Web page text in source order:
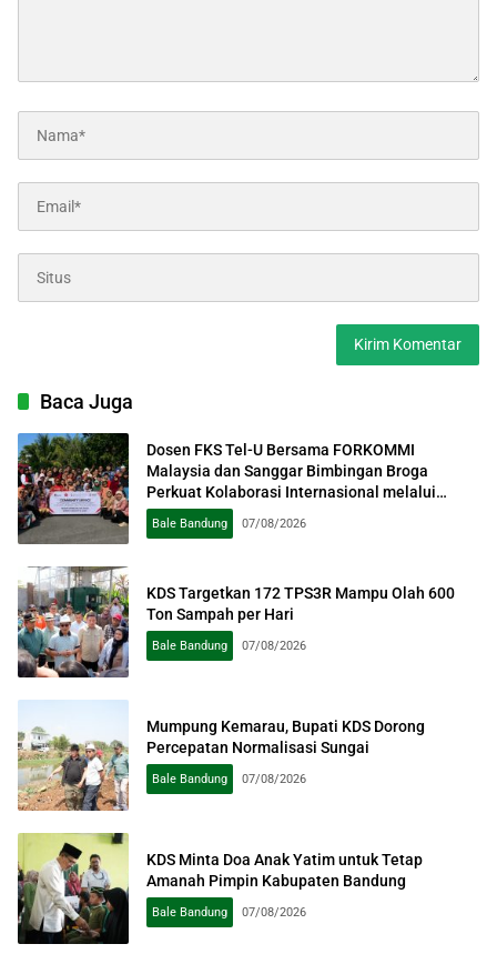
Baca Juga
Dosen FKS Tel-U Bersama FORKOMMI
Malaysia dan Sanggar Bimbingan Broga
Perkuat Kolaborasi Internasional melalui
Pengabdian kepada Masyarakat
Bale Bandung 07/08/2026
KDS Targetkan 172 TPS3R Mampu Olah 600
Ton Sampah per Hari
Bale Bandung 07/08/2026
Mumpung Kemarau, Bupati KDS Dorong
Percepatan Normalisasi Sungai
Bale Bandung 07/08/2026
KDS Minta Doa Anak Yatim untuk Tetap
Amanah Pimpin Kabupaten Bandung
Bale Bandung 07/08/2026